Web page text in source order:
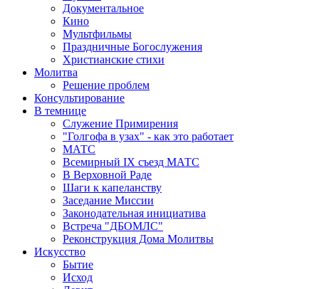
Документальное
Кино
Мультфильмы
Праздничные Богослужения
Христианские стихи
Молитва
Решение проблем
Консультирование
В темнице
Служение Примирения
"Голгофа в узах" - как это работает
МАТС
Всемирный IX съезд МАТС
В Верховной Раде
Шаги к капеланству
Заседание Миссии
Законодательная инициатива
Встреча "ДБОМЛС"
Реконструкция Дома Молитвы
Искусство
Бытие
Исход